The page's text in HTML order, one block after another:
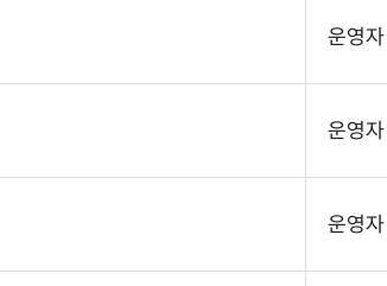
운영자
운영자
운영자